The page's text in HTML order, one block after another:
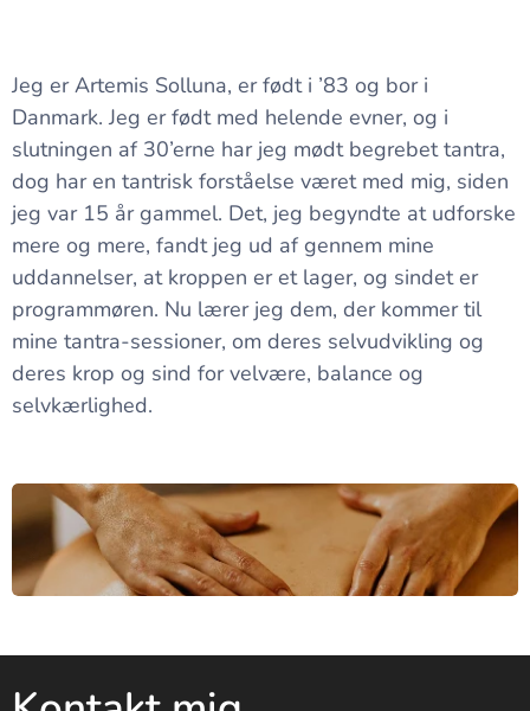
Jeg er Artemis Solluna, er født i ’83 og bor i
Danmark. Jeg er født med helende evner, og i
slutningen af 30’erne har jeg mødt begrebet tantra,
dog har en tantrisk forståelse været med mig, siden
jeg var 15 år gammel. Det, jeg begyndte at udforske
mere og mere, fandt jeg ud af gennem mine
uddannelser, at kroppen er et lager, og sindet er
programmøren. Nu lærer jeg dem, der kommer til
mine tantra-sessioner, om deres selvudvikling og
deres krop og sind for velvære, balance og
selvkærlighed.